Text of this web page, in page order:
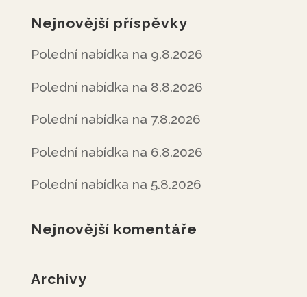
Nejnovější příspěvky
Polední nabídka na 9.8.2026
Polední nabídka na 8.8.2026
Polední nabídka na 7.8.2026
Polední nabídka na 6.8.2026
Polední nabídka na 5.8.2026
Nejnovější komentáře
Archivy